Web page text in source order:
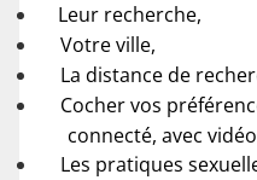
Leur recherche,
Votre ville,
La distance de
Cocher vos
connecté, avec
Les pratiques